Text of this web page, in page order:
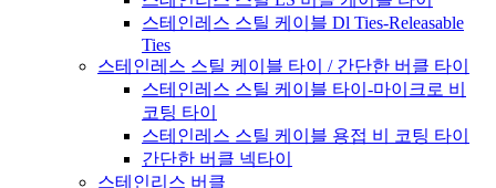
스테인레스 스틸 케이블 Dl Ties-Releasable
Ties
스테인레스 스틸 케이블 타이 / 간단한 버클 타이
스테인레스 스틸 케이블 타이-마이크로 비
코팅 타이
스테인레스 스틸 케이블 용접 비 코팅 타이
간단한 버클 넥타이
스테인리스 버클